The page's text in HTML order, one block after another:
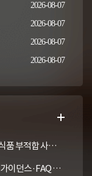
2026-08-07
2026-08-07
2026-08-07
2026-08-07
수출국 규제 정보 - 수출 식품 부적합 사례 및 관련 기준·규격('26년 1분기)
EU 집행위, PPWR 이행 가이던스·FAQ 번역본